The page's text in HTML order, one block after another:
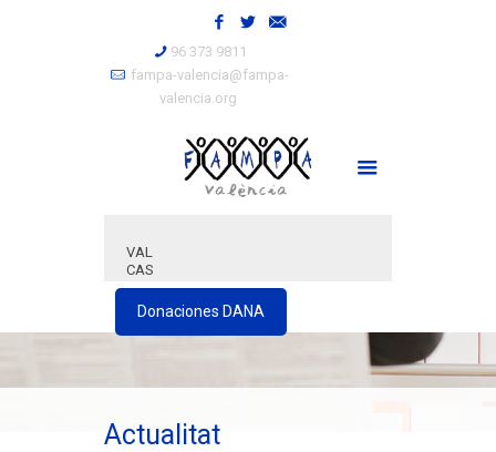
96 373 9811
fampa-valencia@fampa-
valencia.org
VAL
CAS
Donaciones DANA
Actualitat